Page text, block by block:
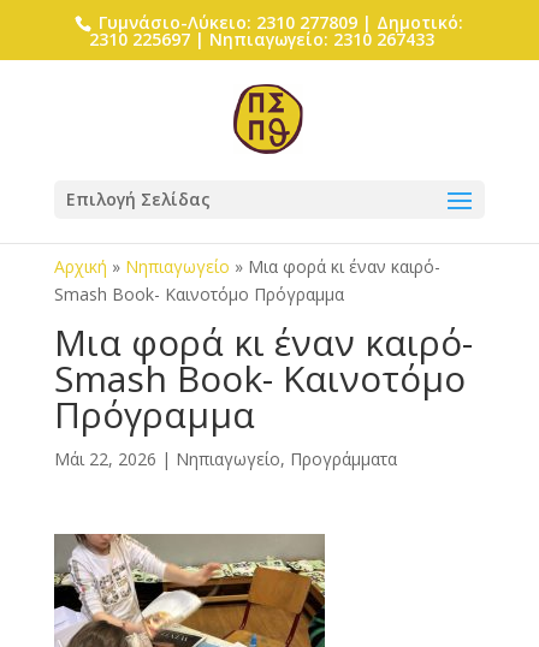
Γυμνάσιο-Λύκειο: 2310 277809 | Δημοτικό:
2310 225697 | Νηπιαγωγείο: 2310 267433
Επιλογή Σελίδας
Αρχική » Νηπιαγωγείο » Μια φορά κι έναν καιρό-
Smash Book- Καινοτόμο Πρόγραμμα
Μια φορά κι έναν καιρό-
Smash Book- Καινοτόμο
Πρόγραμμα
Μάι 22, 2026 | Νηπιαγωγείο, Προγράμματα